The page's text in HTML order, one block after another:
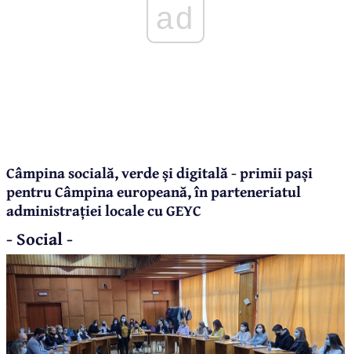
ad
Câmpina socială, verde și digitală - primii pași
pentru Câmpina europeană, în parteneriatul
administrației locale cu GEYC
- Social -